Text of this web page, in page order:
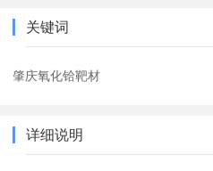
关键词
肇庆氧化铪靶材
详细说明